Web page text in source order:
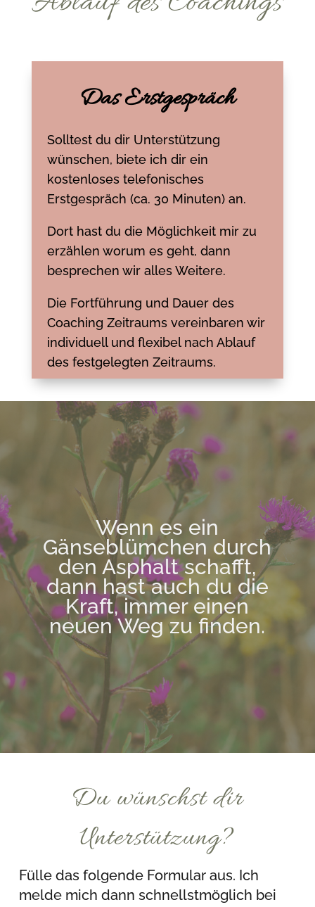
Das Erstgespräch
Solltest du dir Unterstützung
wünschen, biete ich dir ein
kostenloses telefonisches
Erstgespräch (ca. 30 Minuten) an.
Dort hast du die Möglichkeit mir zu
erzählen worum es geht, dann
besprechen wir alles Weitere.
Die Fortführung und Dauer des
Coaching Zeitraums vereinbaren wir
individuell und flexibel nach Ablauf
des festgelegten Zeitraums.
Wenn es ein
Gänseblümchen durch
den Asphalt schafft,
dann hast auch du die
Kraft, immer einen
neuen Weg zu finden.
Du wünschst dir
Unterstützung?
Fülle das folgende Formular aus. Ich
melde mich dann schnellstmöglich bei